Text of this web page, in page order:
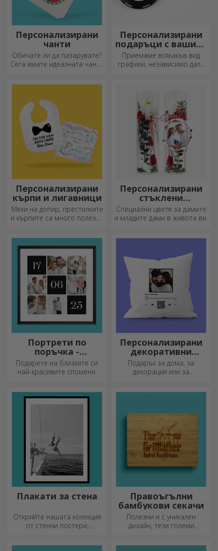
Персонализирани
чанти
Обичате ли да пазарувате?
Сега имате идеалната чанта
Персонализирани
подаръци с вашите
графики
Приемаме всякакъв вид
графики, независимо дали
Персонализирани
кърпи и лигавници
Меки на допир, престилките
и кърпите са много полезни
Персонализирани
стъклени
орнаменти с
консервирани
цветя
Специални цветя за дамите
и младите дами в живота ви.
Портрети по
поръчка -
квадратен формат
Подарете на близките си
най-красивите спомени.
Персонализирани
декоративни
възглавници
Подарък за дома, за
декорация или за
Плакати за стена
Открийте нашата колекция
от стенни постери,
Правоъгълни
бамбукови секачи
Полезни и с уникален
дизайн, тези големи